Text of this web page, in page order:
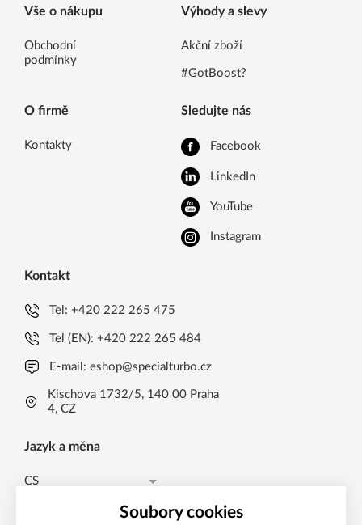
Vše o nákupu
Obchodní
podmínky
Výhody a slevy
Akční zboží
#GotBoost?
O firmě
Kontakty
Sledujte nás
Facebook
LinkedIn
YouTube
Instagram
Kontakt
Tel:+420 222 265 475
Tel (EN):+420 222 265 484
E-mail:eshop@specialturbo.cz
Kischova 1732/5, 140 00 Praha
4, CZ
Jazyk a měna
CS
Česká koruna CZK (Kč)Soubory cookies